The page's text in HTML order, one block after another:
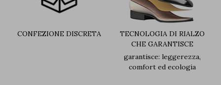
CONFEZIONE DISCRETA
TECNOLOGIA DI RIALZO
CHE GARANTISCE
garantisce: leggerezza,
comfort ed ecologia